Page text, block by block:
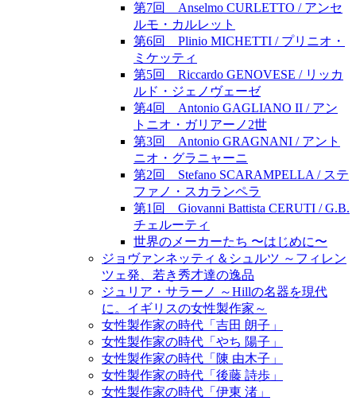
第7回 Anselmo CURLETTO / アンセ
ルモ・カルレット
第6回 Plinio MICHETTI / プリニオ・
ミケッティ
第5回 Riccardo GENOVESE / リッカ
ルド・ジェノヴェーゼ
第4回 Antonio GAGLIANO II / アン
トニオ・ガリアーノ2世
第3回 Antonio GRAGNANI / アント
ニオ・グラニャーニ
第2回 Stefano SCARAMPELLA / ステ
ファノ・スカランペラ
第1回 Giovanni Battista CERUTI / G.B.
チェルーティ
世界のメーカーたち 〜はじめに〜
ジョヴァンネッティ＆シュルツ ～フィレン
ツェ発、若き秀才達の逸品
ジュリア・サラーノ ～Hillの名器を現代
に。イギリスの女性製作家～
女性製作家の時代「吉田 朗子」
女性製作家の時代「やち 陽子」
女性製作家の時代「陳 由木子」
女性製作家の時代「後藤 詩歩」
女性製作家の時代「伊東 渚」